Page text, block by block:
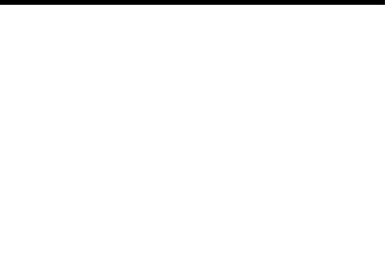
Porrassalmenkatu 11 L1,